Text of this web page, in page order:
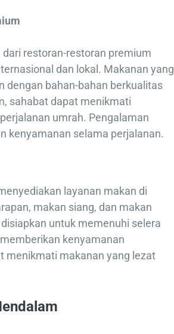
restoran-restoran premium
dan lokal. Makanan yang
dengan bahan-bahan berkualitas
sahabat dapat menikmati
umrah. Pengalaman
kenyamanan selama perjalanan.
layanan makan di
makan siang, dan makan
untuk memenuhi selera
kenyamanan
menikmati makanan yang lezat